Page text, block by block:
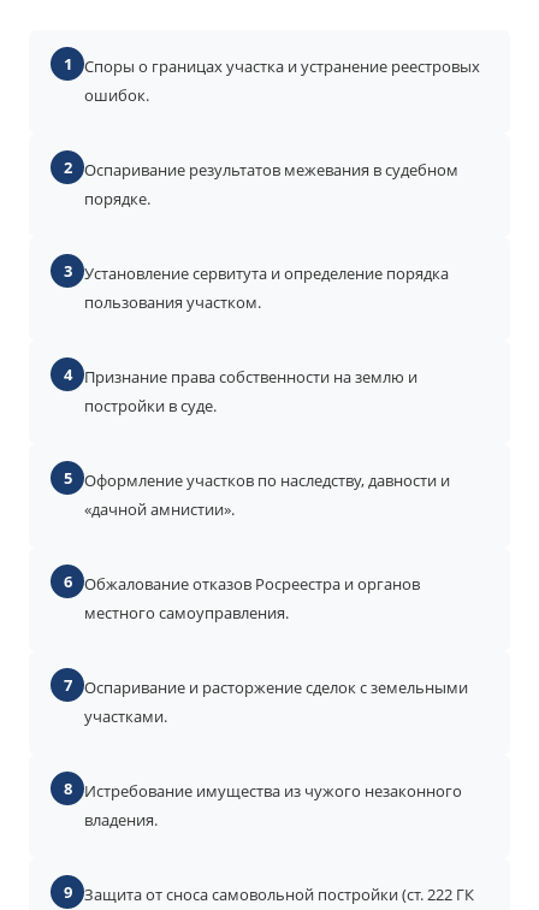
1
Споры о границах участка и устранение реестровых
ошибок.
2 Оспаривание результатов межевания в судебном
порядке.
3 Установление сервитута и определение порядка
пользования участком.
4
Признание права собственности на землю и
постройки в суде.
5 Оформление участков по наследству, давности и
«дачной амнистии».
6 Обжалование отказов Росреестра и органов
местного самоуправления.
7 Оспаривание и расторжение сделок с земельными
участками.
8
Истребование имущества из чужого незаконного
владения.
9 Защита от сноса самовольной постройки (ст. 222 ГК